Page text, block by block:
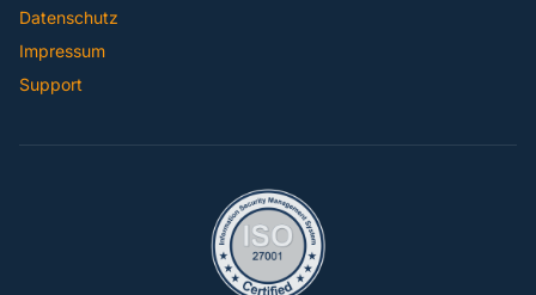
Datenschutz
Impressum
Support